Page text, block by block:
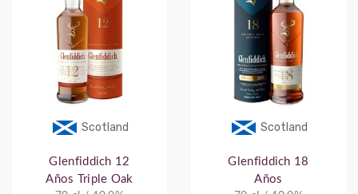
Scotland
Glenfiddich 12
Años Triple Oak
Scotland
Glenfiddich 18
Años